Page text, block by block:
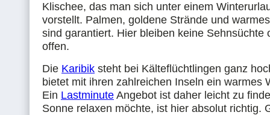
Klischee, das man sich unter einem
vorstellt. Palmen, goldene Strände und
sind garantiert. Hier bleiben keine Sehnsüchte
offen.
Die Karibik steht bei Kälteflüchtlingen ganz
bietet mit ihren zahlreichen Inseln ein warmes
Ein Lastminute Angebot ist daher leicht zu
Sonne relaxen möchte, ist hier absolut richtig.